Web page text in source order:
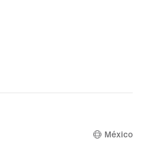
México